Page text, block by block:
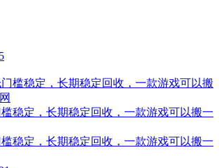
稳定，长期稳定回收，一款游戏可以搬一
稳定，长期稳定回收，一款游戏可以搬一